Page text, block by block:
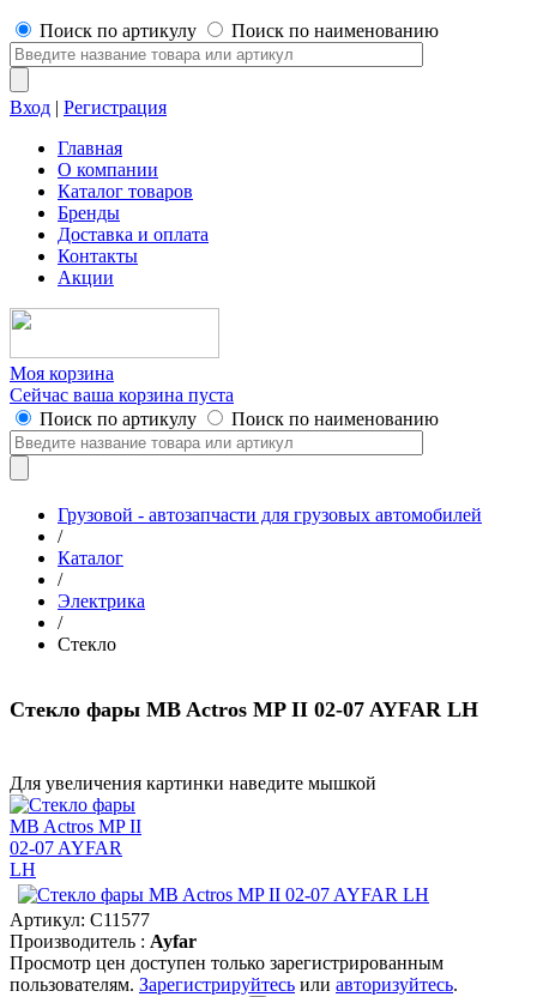
Поиск по артикулу Поиск по наименованию
Вход | Регистрация
Главная
О компании
Каталог товаров
Бренды
Доставка и оплата
Контакты
Акции
Моя корзина
Сейчас ваша корзина пуста
Поиск по артикулу
Поиск по наименованию
Грузовой - автозапчасти для грузовых автомобилей
/
Каталог
/
Электрика
/
Стекло
Стекло фары MB Actros MP II 02-07 AYFAR LH
Для увеличения картинки наведите мышкой
Артикул: C11577
Производитель : Ayfar
Просмотр цен доступен только зарегистрированным
пользователям. Зарегистрируйтесь или авторизуйтесь.